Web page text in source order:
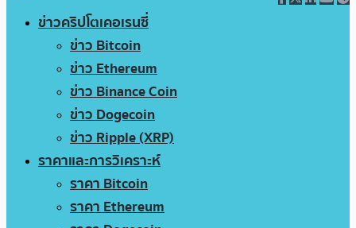
ข่าวคริปโตเคอเรนซี่
ข่าว Bitcoin
ข่าว Ethereum
ข่าว Binance Coin
ข่าว Dogecoin
ข่าว Ripple (XRP)
ราคาและการวิเคราะห์
ราคา Bitcoin
ราคา Ethereum